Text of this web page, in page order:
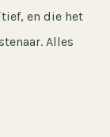
en die het
Alles